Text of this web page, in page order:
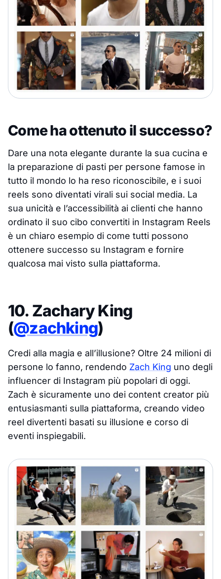
Come ha ottenuto il successo?
Dare una nota elegante durante la sua cucina e
la preparazione di pasti per persone famose in
tutto il mondo lo ha reso riconoscibile, e i suoi
reels sono diventati virali sui social media. La
sua unicità e l’accessibilità ai clienti che hanno
ordinato il suo cibo convertiti in Instagram Reels
è un chiaro esempio di come tutti possono
ottenere successo su Instagram e fornire
qualcosa mai visto sulla piattaforma.
10. Zachary King
(@zachking)
Credi alla magia e all’illusione? Oltre 24 milioni di
persone lo fanno, rendendo Zach King uno degli
influencer di Instagram più popolari di oggi.
Zach è sicuramente uno dei content creator più
entusiasmanti sulla piattaforma, creando video
reel divertenti basati su illusione e corso di
eventi inspiegabili.